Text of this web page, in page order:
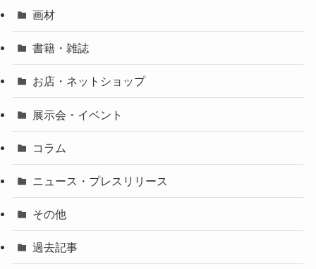
画材
書籍・雑誌
お店・ネットショップ
展示会・イベント
コラム
ニュース・プレスリリース
その他
過去記事